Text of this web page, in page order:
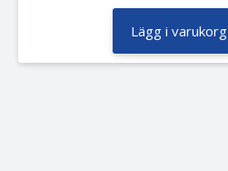
Lägg i varukorg